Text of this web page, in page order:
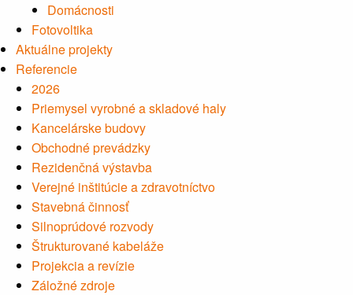
Domácnosti
Fotovoltika
Aktuálne projekty
Referencie
2026
Priemysel vyrobné a skladové haly
Kancelárske budovy
Obchodné prevádzky
Rezidenčná výstavba
Verejné inštitúcie a zdravotníctvo
Stavebná činnosť
Silnoprúdové rozvody
Štrukturované kabeláže
Projekcia a revízie
Záložné zdroje